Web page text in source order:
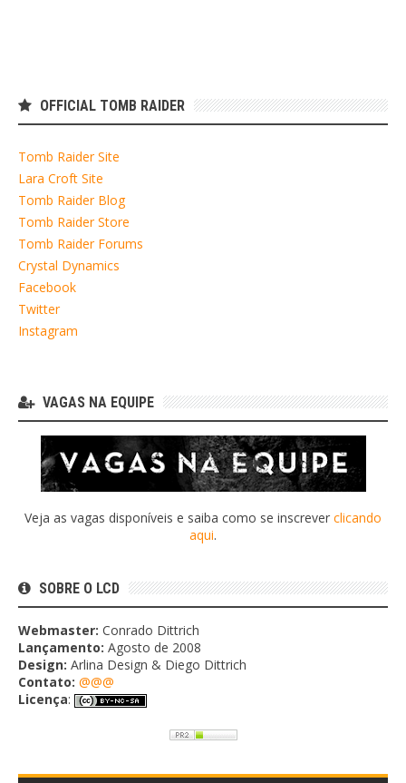
OFFICIAL TOMB RAIDER
Tomb Raider Site
Lara Croft Site
Tomb Raider Blog
Tomb Raider Store
Tomb Raider Forums
Crystal Dynamics
Facebook
Twitter
Instagram
VAGAS NA EQUIPE
Veja as vagas disponíveis e saiba como se inscrever clicando
aqui.
SOBRE O LCD
Webmaster: Conrado Dittrich
Lançamento: Agosto de 2008
Design: Arlina Design & Diego Dittrich
Contato: @@@
Licença: